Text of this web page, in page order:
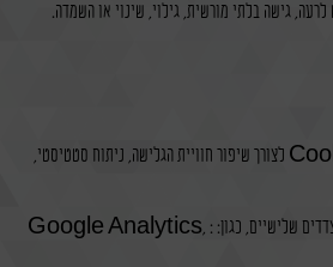
גישה בלתי מורשית, גילוי, שינוי או השמדה.
האתר עושה שימוש בקובצי Cookies לצורך שיפור חוויית הגלישה, ניתוח סטטיסטי,
בנוסף, אנו משתמשים בקוקיז של צדדים שלישיים, כגון: : Google Analytics,